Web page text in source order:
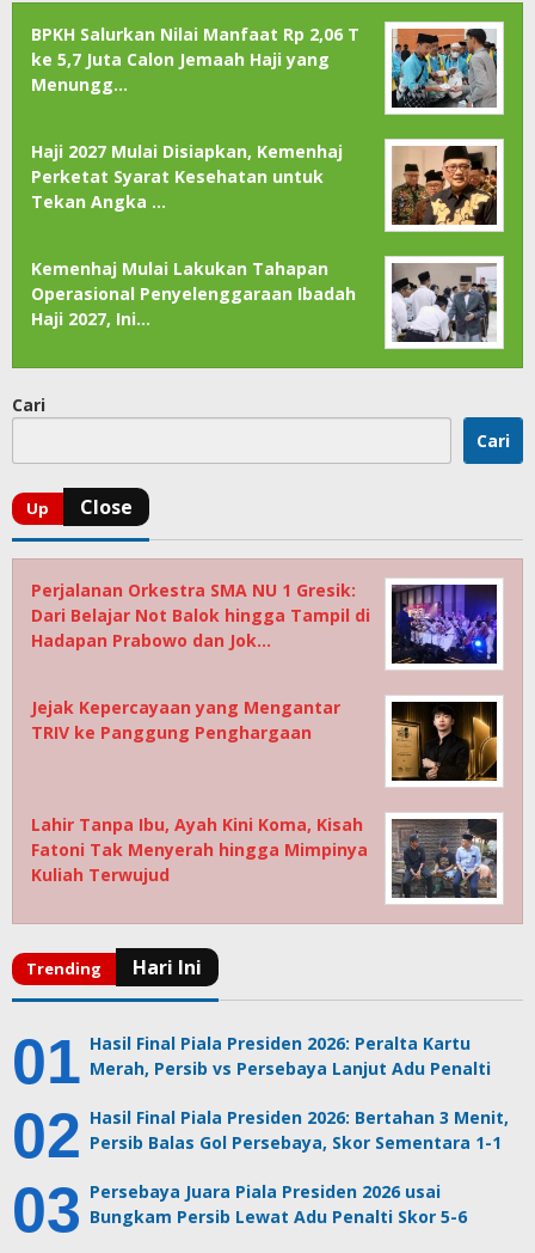
BPKH Salurkan Nilai Manfaat Rp 2,06 T
ke 5,7 Juta Calon Jemaah Haji yang
Menungg…
Haji 2027 Mulai Disiapkan, Kemenhaj
Perketat Syarat Kesehatan untuk
Tekan Angka …
Kemenhaj Mulai Lakukan Tahapan
Operasional Penyelenggaraan Ibadah
Haji 2027, Ini…
Cari
Cari
Perjalanan Orkestra SMA NU 1 Gresik:
Dari Belajar Not Balok hingga Tampil di
Hadapan Prabowo dan Jok…
Jejak Kepercayaan yang Mengantar
TRIV ke Panggung Penghargaan
Lahir Tanpa Ibu, Ayah Kini Koma, Kisah
Fatoni Tak Menyerah hingga Mimpinya
Kuliah Terwujud
Hasil Final Piala Presiden 2026: Peralta Kartu
Merah, Persib vs Persebaya Lanjut Adu Penalti
Hasil Final Piala Presiden 2026: Bertahan 3 Menit,
Persib Balas Gol Persebaya, Skor Sementara 1-1
Persebaya Juara Piala Presiden 2026 usai
Bungkam Persib Lewat Adu Penalti Skor 5-6